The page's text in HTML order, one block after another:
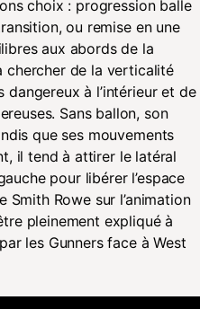
choix : progression balle
ou remise en une
aux abords de la
chercher de la verticalité
dangereux à l’intérieur et de
Sans ballon, son
que ses mouvements
il tend à attirer le latéral
pour libérer l’espace
Smith Rowe sur l’animation
pleinement expliqué à
les Gunners face à West